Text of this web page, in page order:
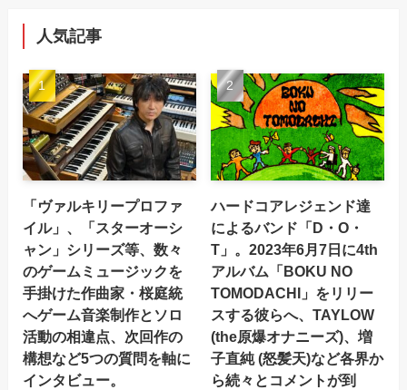
人気記事
「ヴァルキリープロファ
イル」、「スターオーシ
ャン」シリーズ等、数々
のゲームミュージックを
手掛けた作曲家・桜庭統
へゲーム音楽制作とソロ
活動の相違点、次回作の
構想など5つの質問を軸に
インタビュー。
ハードコアレジェンド達
によるバンド「D・O・
T」。2023年6月7日に4th
アルバム「BOKU NO
TOMODACHI」をリリー
スする彼らへ、TAYLOW
(the原爆オナニーズ)、増
子直純 (怒髪天)など各界か
ら続々とコメントが到